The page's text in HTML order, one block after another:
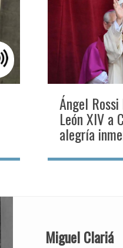
Ángel
León XIV a
alegría
Miguel Clariá